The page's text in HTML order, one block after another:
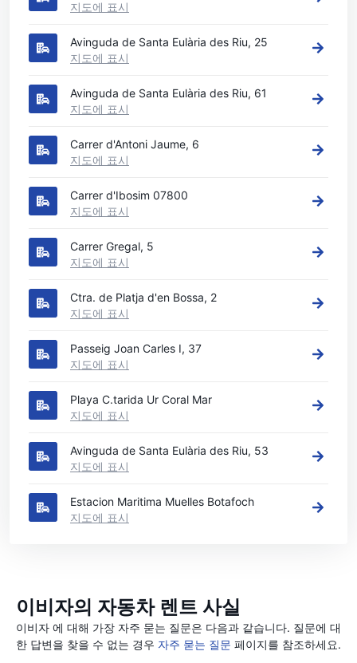
지도에 표시
Avinguda de Santa Eulària des Riu, 25
지도에 표시
Avinguda de Santa Eulària des Riu, 61
지도에 표시
Carrer d'Antoni Jaume, 6
지도에 표시
Carrer d'Ibosim 07800
지도에 표시
Carrer Gregal, 5
지도에 표시
Ctra. de Platja d'en Bossa, 2
지도에 표시
Passeig Joan Carles I, 37
지도에 표시
Playa C.tarida Ur Coral Mar
지도에 표시
Avinguda de Santa Eulària des Riu, 53
지도에 표시
Estacion Maritima Muelles Botafoch
지도에 표시
이비자의 자동차 렌트 사실
이비자 에 대해 가장 자주 묻는 질문은 다음과 같습니다. 질문에 대
한 답변을 찾을 수 없는 경우 자주 묻는 질문 페이지를 참조하세요.